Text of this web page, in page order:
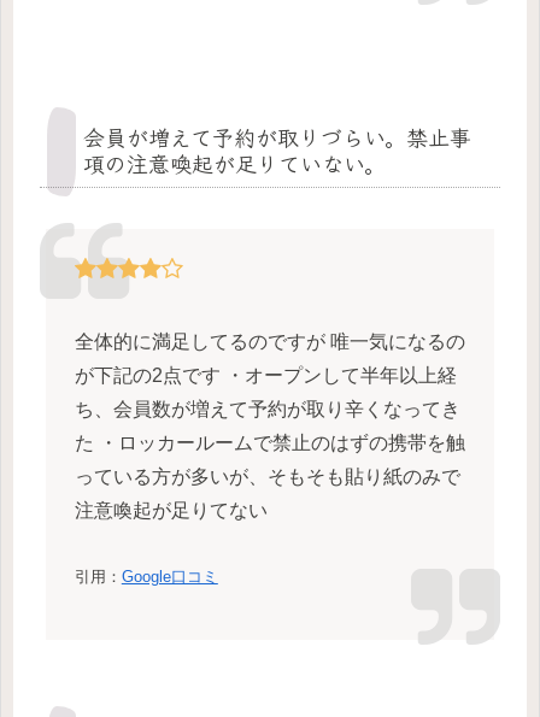
会員が増えて予約が取りづらい。禁止事
項の注意喚起が足りていない。
全体的に満足してるのですが 唯一気になるの
が下記の2点です ・オープンして半年以上経
ち、会員数が増えて予約が取り辛くなってき
た ・ロッカールームで禁止のはずの携帯を触
っている方が多いが、そもそも貼り紙のみで
注意喚起が足りてない
引用： Google口コミ